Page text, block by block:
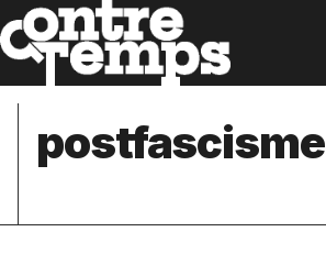
postfascisme